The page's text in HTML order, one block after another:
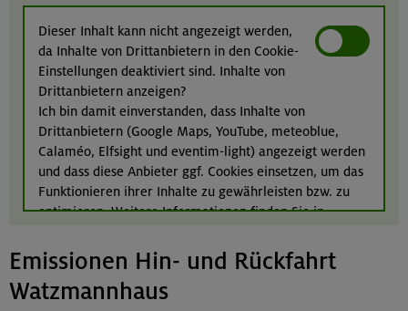
Dieser Inhalt kann nicht angezeigt werden,
da Inhalte von Drittanbietern in den Cookie-
Einstellungen deaktiviert sind. Inhalte von
Drittanbietern anzeigen?
Ich bin damit einverstanden, dass Inhalte von
Drittanbietern (Google Maps, YouTube, meteoblue,
Calaméo, Elfsight und eventim-light) angezeigt werden
und dass diese Anbieter ggf. Cookies einsetzen, um das
Funktionieren ihrer Inhalte zu gewährleisten bzw. zu
optimieren. Weitere Informationen finden Sie in
Emissionen Hin- und Rückfahrt
Watzmannhaus